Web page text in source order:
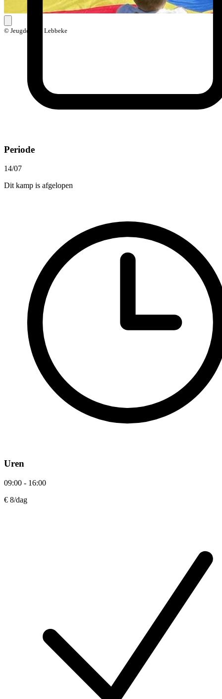
© Jeugddienst Lebbeke
Periode
14/07
Dit kamp is afgelopen
Uren
09:00 - 16:00
€ 8/dag